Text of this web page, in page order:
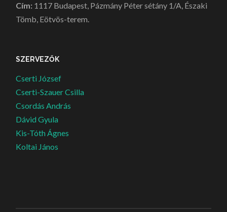
Cím: 1117 Budapest, Pázmány Péter sétány 1/A, Északi
Tömb, Eötvös-terem.
SZERVEZŐK
Cserti József
Cserti-Szauer Csilla
Csordás András
Dávid Gyula
Kis-Tóth Ágnes
Koltai János